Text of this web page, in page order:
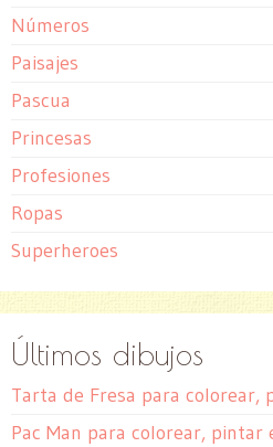
Números
Paisajes
Pascua
Princesas
Profesiones
Ropas
Superheroes
Últimos dibujos
Tarta de Fresa para
Pac Man para colorear, pintar